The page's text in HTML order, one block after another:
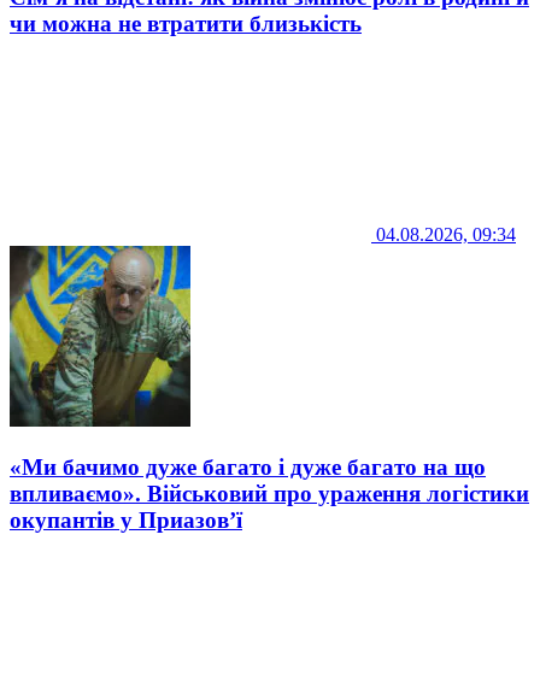
чи можна не втратити близькість
04.08.2026, 09:34
«Ми бачимо дуже багато і дуже багато на що
впливаємо». Військовий про ураження логістики
окупантів у Приазов’ї